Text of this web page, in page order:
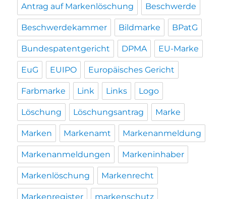
Antrag auf Markenlöschung Beschwerde
Beschwerdekammer Bildmarke BPatG
Bundespatentgericht DPMA EU-Marke
EuG EUIPO Europäisches Gericht
Farbmarke Link Links Logo
Löschung Löschungsantrag Marke
Marken Markenamt Markenanmeldung
Markenanmeldungen Markeninhaber
Markenlöschung Markenrecht
Markenregister markenschutz